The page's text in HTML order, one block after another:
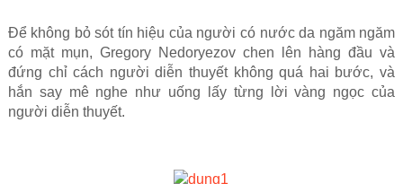
Để không bỏ sót tín hiệu của người có nước da ngăm ngăm
có mặt mụn, Gregory Nedoryezov chen lên hàng đầu và
đứng chỉ cách người diễn thuyết không quá hai bước, và
hắn say mê nghe như uống lấy từng lời vàng ngọc của
người diễn thuyết.